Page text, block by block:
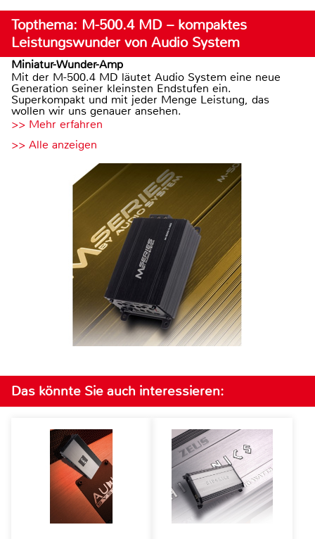
Topthema: M-500.4 MD – kompaktes
Leistungswunder von Audio System
Miniatur-Wunder-Amp
Mit der M-500.4 MD läutet Audio System eine neue
Generation seiner kleinsten Endstufen ein.
Superkompakt und mit jeder Menge Leistung, das
wollen wir uns genauer ansehen.
>> Mehr erfahren
>> Alle anzeigen
Das könnte Sie auch interessieren: